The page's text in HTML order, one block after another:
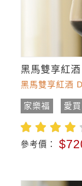
黑馬雙享紅
黑馬雙享紅酒
家樂福 愛買
參考價：